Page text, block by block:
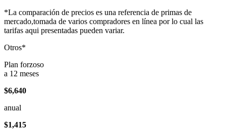
*La comparación de precios es una referencia de primas de
mercado,tomada de varios compradores en línea por lo cual las
tarifas aqui presentadas pueden variar.
Otros*
Plan forzoso
a 12 meses
$6,640
anual
$1,415